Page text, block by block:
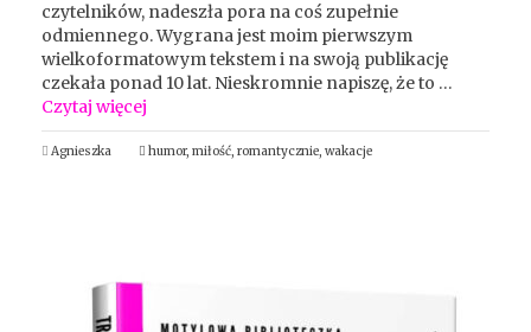
czytelników, nadeszła pora na coś zupełnie
odmiennego. Wygrana jest moim pierwszym
wielkoformatowym tekstem i na swoją publikację
czekała ponad 10 lat. Nieskromnie napiszę, że to …
Czytaj więcej
Agnieszka humor, miłość, romantycznie, wakacje